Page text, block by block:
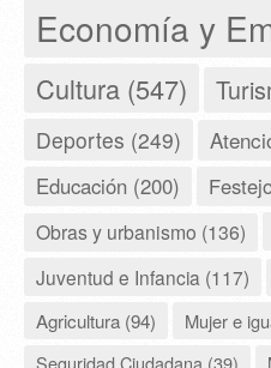
Economía y
Cultura (547)
Deportes (249)
Educación (200)
Obras y urbanismo (136)
Juventud e Infancia (117)
Agricultura (94)
Mujer e
Seguridad Ciudadana (39)